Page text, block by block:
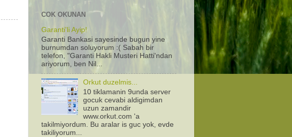
COK OKUNAN
Garanti'li Ayip!
Garanti Bankasi sayesinde bugun yine
burnumdan soluyorum :( Sabah bir
telefon, "Garanti Hakli Musteri Hatti'ndan
ariyorum, ben Nil...
Orkut duzelmis...
10 tiklamanin 9unda server
gocuk cevabi aldigimdan
uzun zamandir
www.orkut.com 'a
takilmiyordum. Bu aralar is guc yok, evde
takiliyorum...